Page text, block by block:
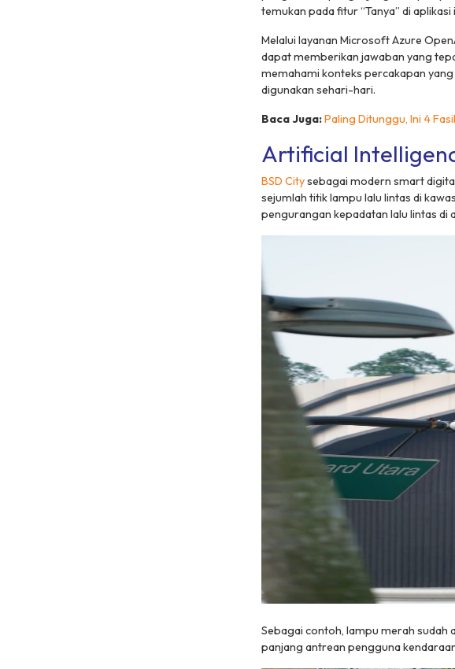
temukan pada fitur “Tanya” di aplikasi
Melalui layanan Microsoft Azure
dapat memberikan jawaban yang
memahami konteks percakapan
digunakan sehari-hari.
Baca Juga:Paling Ditunggu, Ini 4
Artificial
BSD Citysebagai modern smart
sejumlah titik lampu lalu lintas di
pengurangan kepadatan lalu lintas di
Sebagai contoh, lampu merah sudah
panjang antrean pengguna